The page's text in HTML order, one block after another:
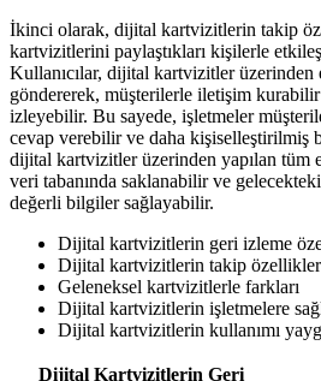
İkinci olarak, dijital kartvizitlerin takip
kartvizitlerini paylaştıkları kişilerle
Kullanıcılar, dijital kartvizitler üzerinden
göndererek, müşterilerle iletişim
izleyebilir. Bu sayede, işletmeler
cevap verebilir ve daha kişiselleştirilmiş
dijital kartvizitler üzerinden yapılan tüm
veri tabanında saklanabilir ve
değerli bilgiler sağlayabilir.
Dijital kartvizitlerin geri izleme
Dijital kartvizitlerin takip
Geleneksel kartvizitlerle farkları
Dijital kartvizitlerin işletmelere
Dijital kartvizitlerin kullanımı
Dijital Kartvizitlerin Geri